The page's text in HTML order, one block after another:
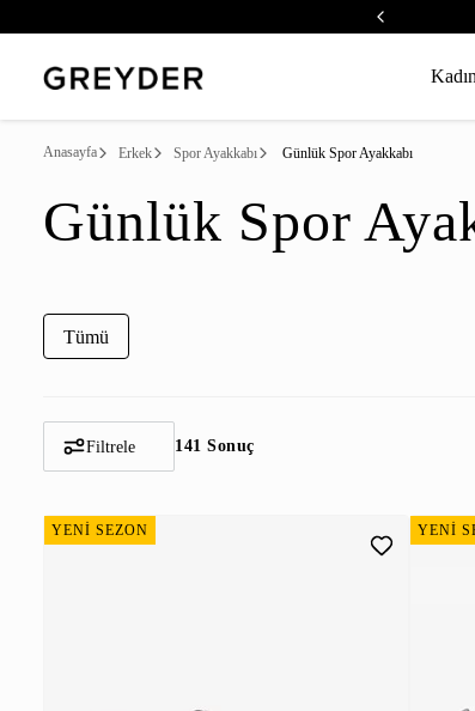
Kadın
Anasayfa Erkek Spor Ayakkabı Günlük Spor Ayakkabı
Günlük Spor
Tümü
Filtrele 141 Sonuç
YENİ SEZON YENİ